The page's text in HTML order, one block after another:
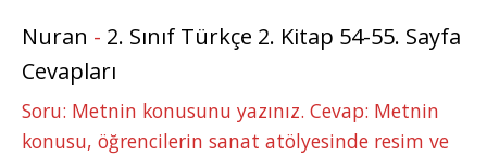
Nuran - 2. Sınıf Türkçe 2. Kitap 54-55. Sayfa
Cevapları
Soru: Metnin konusunu yazınız. Cevap: Metnin
konusu, öğrencilerin sanat atölyesinde resim ve